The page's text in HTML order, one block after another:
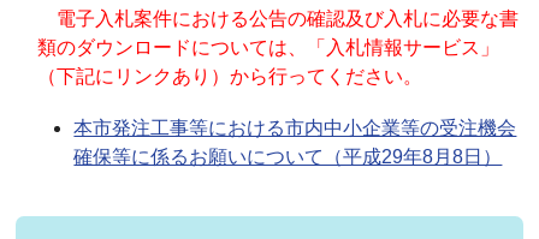
電子入札案件における公告の確認及び入札に必要な書
類のダウンロードについては、「入札情報サービス」
（下記にリンクあり）から行ってください。
本市発注工事等における市内中小企業等の受注機会
確保等に係るお願いについて（平成29年8月8日）